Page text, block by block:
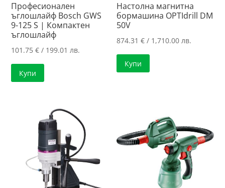
Професионален
ъглошлайф Bosch GWS
9-125 S | Компактен
ъглошлайф
101.75€ / 199.01 лв.
Купи
Настолна магнитна
бормашина OPTIdrill DM
50V
874.31€ / 1,710.00 лв.
Купи